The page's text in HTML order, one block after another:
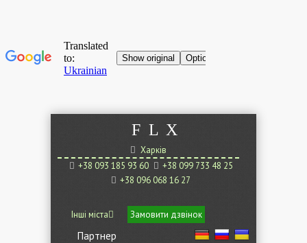
F L X
Харків
+38 093 185 93 60
+38 099 733 48 25
+38 096 068 16 27
Інші міста Замовити дзвінок
Партнер